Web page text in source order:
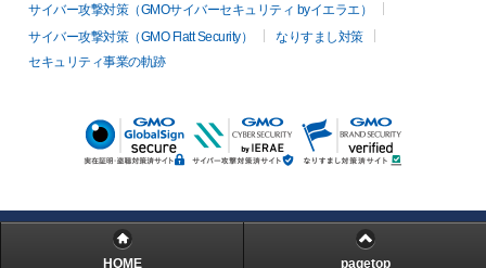
サイバー攻撃対策（GMOサイバーセキュリティ byイエラエ）
サイバー攻撃対策（GMO Flatt Security）
なりすまし対策
セキュリティ事業の軌跡
HOME pagetop